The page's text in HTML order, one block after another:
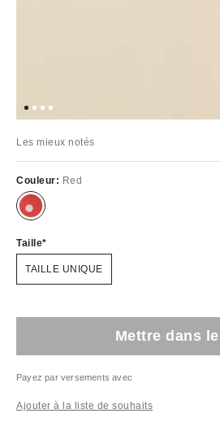
Les mieux notés
Couleur: Red
Taille
TAILLE UNIQUE
Mettre dans
Payez par versements avec
Ajouter à la liste de souhaits